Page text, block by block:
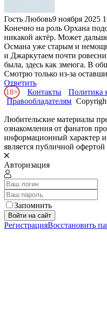
Гость Любовь9 ноября 2025
Конечно на роль Орхана
никакой актёр. Может
Османа уже старым и
и Джаркутаем почти
была, здесь как змеюга. В
Смотрю только из-за
Ответить
18+
Контакты
Политика
Правообладателям
Любительские материалы
ознакомления от фанатов
информационный характер
является публичной офертой
Авторизация
Запомнить
Войти на сайт
РегистрацияВосстановить